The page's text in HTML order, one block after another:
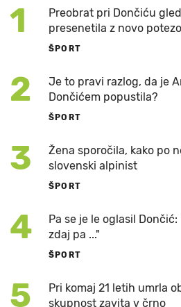
1
Preobrat pri Dončiću
presenetila z novo potezo
ŠPORT
2
Je to pravi razlog, da je
Dončićem popustila?
ŠPORT
3
Žena sporočila, kako po
slovenski alpinist
ŠPORT
4
Pa se je le oglasil
zdaj pa ..."
ŠPORT
5
Pri komaj 21 letih umrla
skupnost zavita v črno